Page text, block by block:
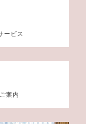
ービス
案内